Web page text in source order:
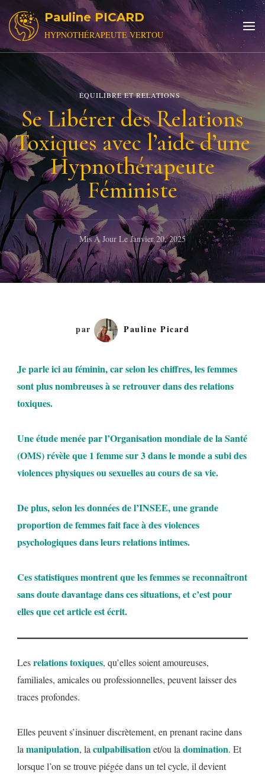
Pauline PICARD
HYPNOTHÉRAPEUTE VERTOU
ÉQUILIBRE ET RELATIONS
Se Libérer des Relations
Toxiques avec l’aide d’une
Hypnothérapeute
Féministe
Mis À Jour Le Janvier 20, 2025
par Pauline Picard
Je parle ici au féminin, car selon les chiffres, les femmes
sont plus nombreuses à se retrouver dans des relations
toxiques.
Une étude menée par l’Organisation mondiale de la Santé
(OMS) révèle que 1 femme sur 3 dans le monde a subi des
violences physiques ou sexuelles au cours de sa vie.
De plus, selon les données de l’INSEE, une grande
proportion de femmes fait face à des violences
psychologiques dans leurs relations intimes.
Ces statistiques montrent que les femmes se reconnaîtront
sans doute davantage dans ces situations, et c’est pour
elles que cet article est écrit.
Lesrelations toxiques, qu’elles soient amoureuses,
familiales, amicales ou professionnelles, peuvent laisser des
traces profondes.
Elles peuvent s’insinuer discrètement, en prenant racine dans
lamanipulation, laculpabilisationet/ou ladomination. Et
lorsque l’on se trouve piégée dans un tel cycle, il devient